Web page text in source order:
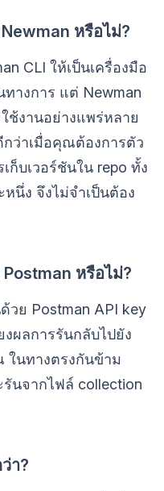
หรือไม่?
CLI ให้เป็นเครื่องมือ
างการ แต่ Newman
ช้งานอย่างแพร่หลาย
กว่าเมื่อคุณต้องการตัว
บเวอร์ชันใน repo ทั้ง
นึ่ง จึงไม่จำเป็นต้อง
หรือไม่?
วย Postman API key
ผลการรันกลับไปยัง
ในทางตรงกันข้าม
นจากไฟล์ collection
า?